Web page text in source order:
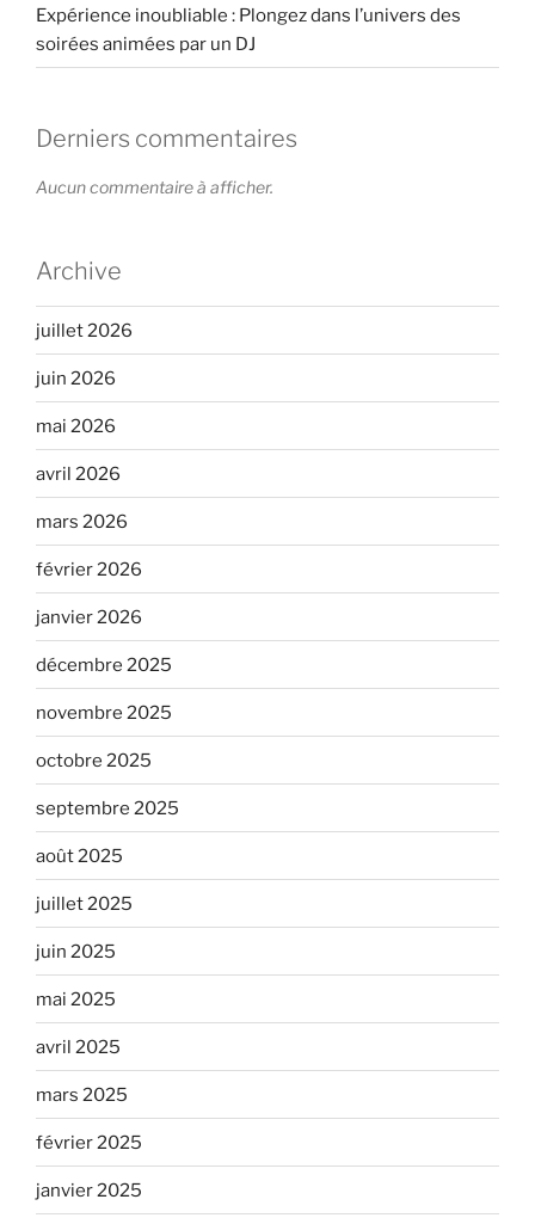
Expérience inoubliable : Plongez dans l’univers des
soirées animées par un DJ
Derniers commentaires
Aucun commentaire à afficher.
Archive
juillet 2026
juin 2026
mai 2026
avril 2026
mars 2026
février 2026
janvier 2026
décembre 2025
novembre 2025
octobre 2025
septembre 2025
août 2025
juillet 2025
juin 2025
mai 2025
avril 2025
mars 2025
février 2025
janvier 2025